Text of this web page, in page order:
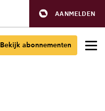
AANMELDEN
Bekijk abonnementen